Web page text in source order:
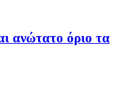
ανώτατο όριο τα